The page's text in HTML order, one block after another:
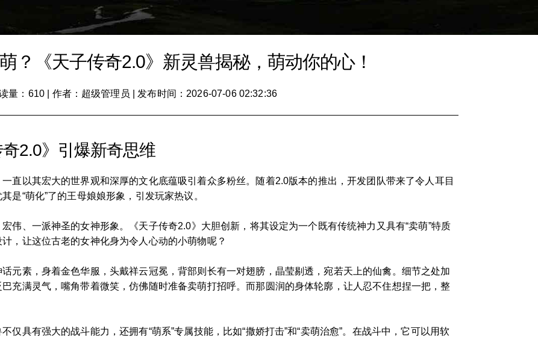
？《天子传奇2.0》新灵兽揭秘，萌动你的心！
量：610 作者：超级管理员 发布时间：2026-07-06 02:32:36
2.0》引爆新奇思维
直以其宏大的世界观和深厚的文化底蕴吸引着众多粉丝。随着2.0版本的推出，开发团队带来了令人耳目
“萌化”了的王母娘娘形象，引发玩家热议。
伟、一派神圣的女神形象。《天子传奇2.0》大胆创新，将其设定为一个既有传统神力又具有“卖萌”特质
，让这位古老的女神化身为令人心动的小萌物呢？
元素，身着金色华服，头戴祥云冠冕，背部则长有一对翅膀，晶莹剔透，宛若天上的仙禽。细节之处加
充满灵气，嘴角带着微笑，仿佛随时准备卖萌打招呼。而那圆润的身体轮廓，让人忍不住想捏一把，整
仅具有强大的战斗能力，还拥有“萌系”专属技能，比如“撒娇打击”和“卖萌治愈”。在战斗中，它可以用软